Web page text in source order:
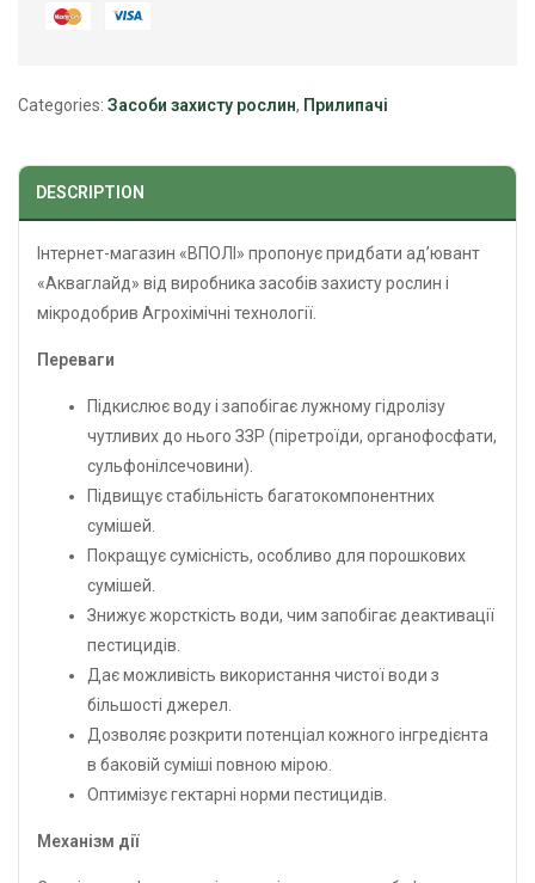
Categories: Засоби захисту рослин, Прилипачі
DESCRIPTION
Інтернет-магазин «ВПОЛІ» пропонує придбати ад’ювант
«Акваглайд» від виробника засобів захисту рослин і
мікродобрив Агрохімічні технології.
Переваги
Підкислює воду і запобігає лужному гідролізу
чутливих до нього ЗЗР (піретроїди, органофосфати,
сульфонілсечовини).
Підвищує стабільність багатокомпонентних
сумішей.
Покращує сумісність, особливо для порошкових
сумішей.
Знижує жорсткість води, чим запобігає деактивації
пестицидів.
Дає можливість використання чистої води з
більшості джерел.
Дозволяє розкрити потенціал кожного інгредієнта
в баковій суміші повною мірою.
Оптимізує гектарні норми пестицидів.
Механізм дії